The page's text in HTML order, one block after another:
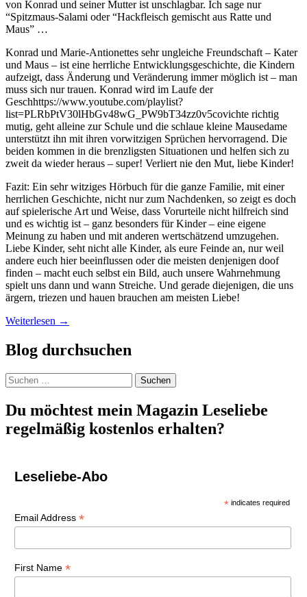
von Konrad und seiner Mutter ist unschlagbar. Ich sage nur
“Spitzmaus-Salami oder “Hackfleisch gemischt aus Ratte und
Maus” …
Konrad und Marie-Antionettes sehr ungleiche Freundschaft – Kater
und Maus – ist eine herrliche Entwicklungsgeschichte, die Kindern
aufzeigt, dass Änderung und Veränderung immer möglich ist – man
muss sich nur trauen. Konrad wird im Laufe der
Geschhttps://www.youtube.com/playlist?
list=PLRbPtV30lHbGv48wG_PW9bT34zz0v5covichte richtig
mutig, geht alleine zur Schule und die schlaue kleine Mausedame
unterstützt ihn mit ihren vorwitzigen Sprüchen hervorragend. Die
beiden kommen in die brenzligsten Situationen und helfen sich zu
zweit da wieder heraus – super! Verliert nie den Mut, liebe Kinder!
Fazit: Ein sehr witziges Hörbuch für die ganze Familie, mit einer
herrlichen Geschichte, nicht nur zum Nachdenken, so zeigt es doch
auf spielerische Art und Weise, dass Vorurteile nicht hilfreich sind
und es wichtig ist – ganz besonders für Kinder – eine eigene
Meinung zu haben und mit anderen wertschätzend umzugehen.
Liebe Kinder, seht nicht alle Kinder, als eure Feinde an, nur weil
andere euch hier beeinflussen oder die meisten denjenigen doof
finden – macht euch selbst ein Bild, auch unsere Wahrnehmung
spielt uns dann und wann Streiche. Und gerade diejenigen, die uns
ärgern, triezen und hauen brauchen am meisten Liebe!
Weiterlesen →
Blog durchsuchen
Suchen
nach:
Du möchtest mein Magazin Leseliebe
regelmäßig kostenlos erhalten?
Leseliebe-Abo
* indicates required
Email Address *
First Name *